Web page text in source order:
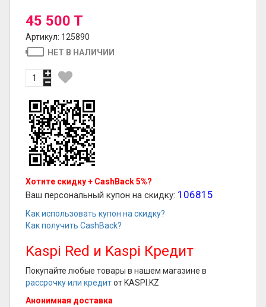
45 500 T
Артикул: 125890
НЕТ В НАЛИЧИИ
Хотите скидку + CashBack 5%?
Ваш персональный купон на скидку: 106815
Как использовать купон на скидку?
Как получить CashBack?
Kaspi Red и Kaspi Кредит
Покупайте любые товары в нашем магазине в
рассрочку или кредитот KASPI.KZ
Анонимная доставка